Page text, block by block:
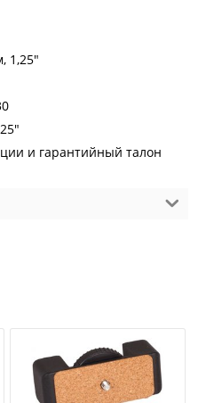
1,25"
и гарантийный талон